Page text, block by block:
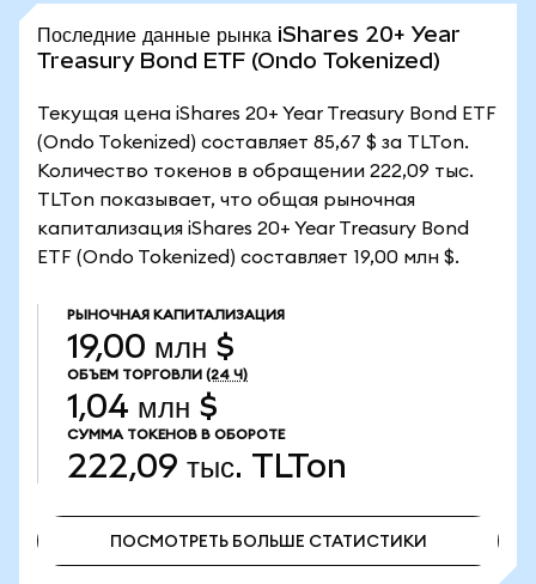
Последние данные рынка iShares 20+ Year
Treasury Bond ETF (Ondo Tokenized)
Текущая цена iShares 20+ Year Treasury Bond ETF
(Ondo Tokenized) составляет 85,67 $ за TLTon.
Количество токенов в обращении 222,09 тыс.
TLTon показывает, что общая рыночная
капитализация iShares 20+ Year Treasury Bond
ETF (Ondo Tokenized) составляет 19,00 млн $.
РЫНОЧНАЯ КАПИТАЛИЗАЦИЯ
19,00 млн $
ОБЪЕМ ТОРГОВЛИ (24 Ч)
1,04 млн $
СУММА ТОКЕНОВ В ОБОРОТЕ
222,09 тыс. TLTon
ПОСМОТРЕТЬ БОЛЬШЕ СТАТИСТИКИ